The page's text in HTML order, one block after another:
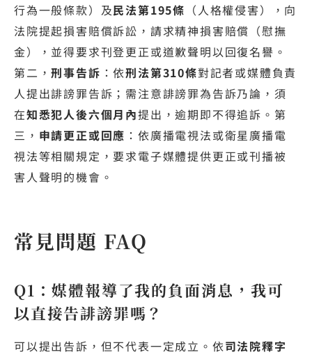
行為一般條款）及民法第195條 （人格權侵害），向
法院提起損害賠償訴訟，請求精神損害賠償（慰撫
金），並得要求刊登更正或道歉聲明以回復名譽。
第二，刑事告訴 ：依刑法第310條對記者或媒體負責
人提出誹謗罪告訴；需注意誹謗罪為告訴乃論，須
在知悉犯人後六個月內提出，逾期即不得追訴。第
三， 申請更正或回應 ：依廣播電視法或衛星廣播電
視法等相關規定，要求電子媒體提供更正或刊播被
害人聲明的機會。
常見問題 FAQ
Q1：媒體報導了我的負面消息，我可
以直接告誹謗罪嗎？
可以提出告訴，但不代表一定成立。依司法院釋字